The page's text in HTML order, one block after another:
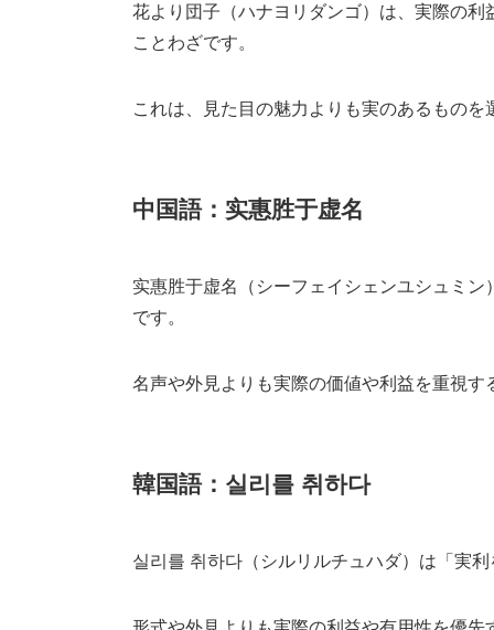
花より団子（ハナヨリダンゴ）は、実際の
ことわざです。
これは、見た目の魅力よりも実のあるもの
中国語：实惠胜于虚名
实惠胜于虚名（シーフェイシェンユシュミ
です。
名声や外見よりも実際の価値や利益を重視
韓国語：실리를 취하다
실리를 취하다（シルリルチュハダ）は「実